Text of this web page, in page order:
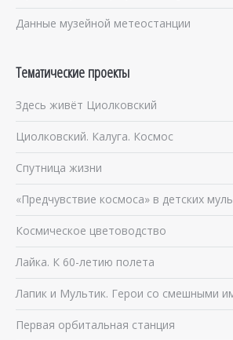
Данные музейной метеостанции
Тематические проекты
Здесь живёт Циолковский
Циолковский. Калуга. Космос
Спутница жизни
«Предчувствие космоса» в детских
Космическое цветоводство
Лайка. К 60-летию полета
Лапик и Мультик. Герои со смешными
Первая орбитальная станция